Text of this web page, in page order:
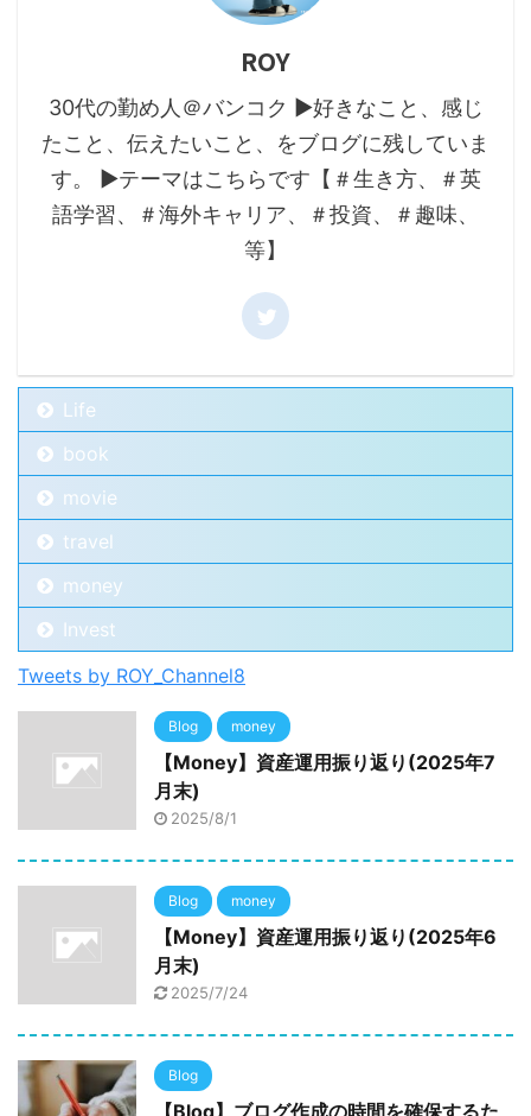
ROY
30代の勤め人＠バンコク ▶好きなこと、感じ
たこと、伝えたいこと、をブログに残していま
す。 ▶テーマはこちらです【＃生き方、＃英
語学習、＃海外キャリア、＃投資、＃趣味、
等】
Life
book
movie
travel
money
Invest
Tweets by ROY_Channel8
Blog money
【Money】資産運用振り返り(2025年7
月末)
2025/8/1
Blog money
【Money】資産運用振り返り(2025年6
月末)
2025/7/24
Blog
【Blog】ブログ作成の時間を確保するた